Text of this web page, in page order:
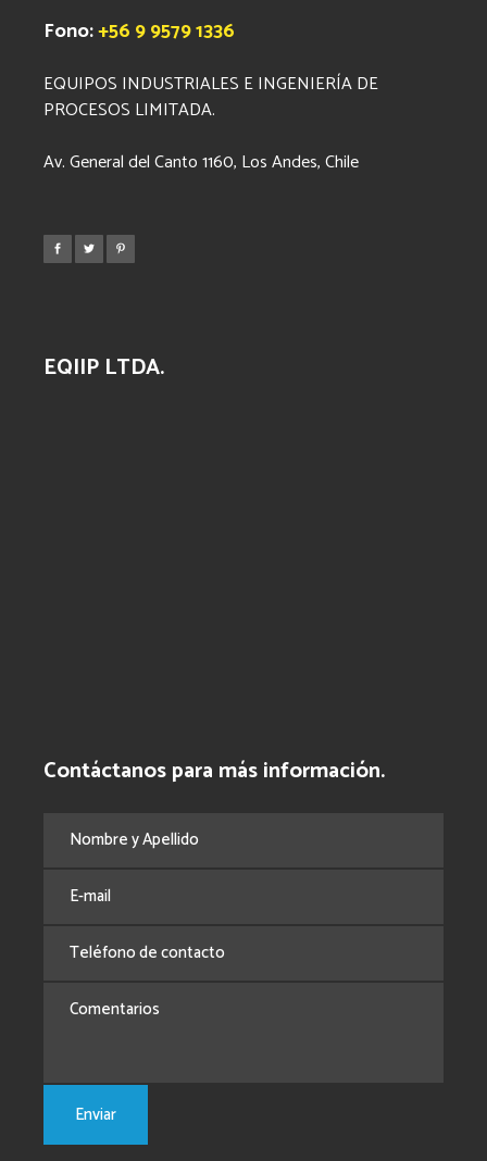
Fono:+56 9 9579 1336
EQUIPOS INDUSTRIALES E INGENIERÍA DE
PROCESOS LIMITADA.
Av. General del Canto 1160, Los Andes, Chile
EQIIP LTDA.
Contáctanos para más información.